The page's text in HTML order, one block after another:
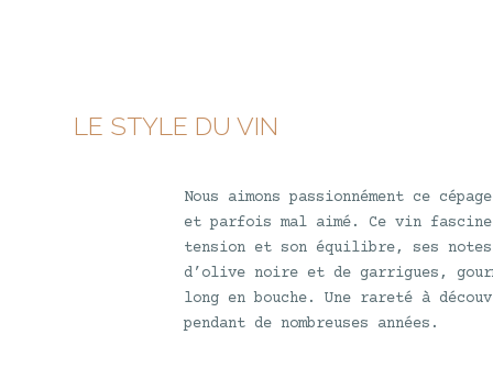
LE STYLE DU VIN
Nous aimons passionnément ce
et parfois mal aimé. Ce vin
tension et son équilibre, ses notes
d’olive noire et de garrigues,
long en bouche. Une rareté à
pendant de nombreuses années.